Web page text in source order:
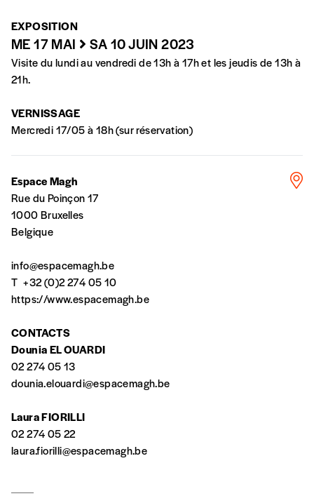
INSCRIPTION
*champs obligatoires
NOS
FORMULES
Abonnement
20€*/an
*Prix indicatif, frais de port inclus
5€*
Je m'abonne à l'Imag
en Belgique)
Format numérique
EXPOSITION
ME 17 MAI SA 10 JUIN 2023
Visite du lundi au vendredi de 13h à 17h et les jeudis de 13h à
21h.
VERNISSAGE
Mercredi 17/05 à 18h (sur réservation)
Espace Magh
Rue du Poinçon 17
1000 Bruxelles
Belgique
info@espacemagh.be
T +32 (0)2 274 05 10
https://www.espacemagh.be
CONTACTS
Dounia EL OUARDI
02 274 05 13
dounia.elouardi@espacemagh.be
Laura FIORILLI
02 274 05 22
laura.fiorilli@espacemagh.be